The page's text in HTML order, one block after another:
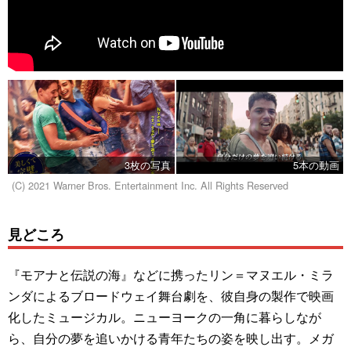
3枚の写真
5本の動画
(C) 2021 Warner Bros. Entertainment Inc. All Rights Reserved
見どころ
『モアナと伝説の海』などに携ったリン＝マヌエル・ミラ
ンダによるブロードウェイ舞台劇を、彼自身の製作で映画
化したミュージカル。ニューヨークの一角に暮らしなが
ら、自分の夢を追いかける青年たちの姿を映し出す。メガ